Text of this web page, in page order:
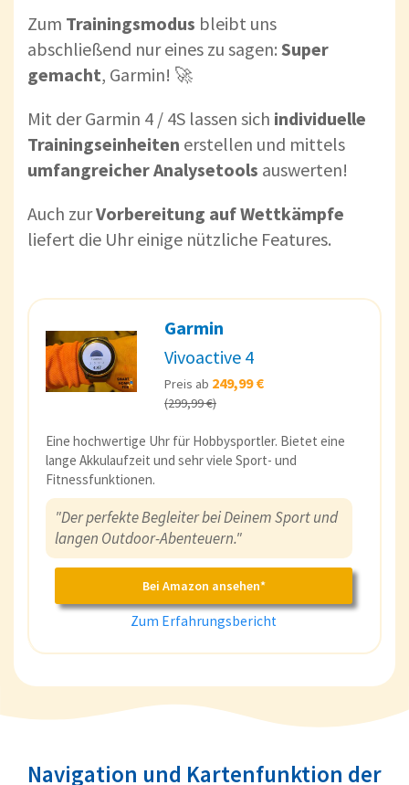
Zum Trainingsmodus bleibt uns
abschließend nur eines zu sagen: Super
gemacht, Garmin! 🚀
Mit der Garmin 4 / 4S lassen sich individuelle
Trainingseinheiten erstellen und mittels
umfangreicher Analysetools auswerten!
Auch zurVorbereitung auf Wettkämpfe
liefert die Uhr einige nützliche Features.
Garmin
Vivoactive 4
Preis ab 249,99 €
(299,99 €)
Eine hochwertige Uhr für Hobbysportler. Bietet eine
lange Akkulaufzeit und sehr viele Sport- und
Fitnessfunktionen.
"Der perfekte Begleiter bei Deinem Sport und
langen Outdoor-Abenteuern."
Bei Amazon ansehen*
Zum Erfahrungsbericht
Navigation und Kartenfunktion der